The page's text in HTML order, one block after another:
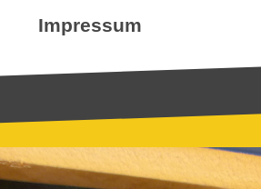
Impressum